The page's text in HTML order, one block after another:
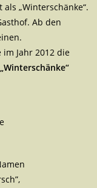
„Winterschänke“.
Ab den
Jahr 2012 die